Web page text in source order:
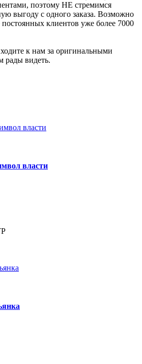
поэтому НЕ стремимся
выгоду с одного заказа. Возможно
клиентов уже более 7000
к нам за оригинальными
рады видеть.
власти